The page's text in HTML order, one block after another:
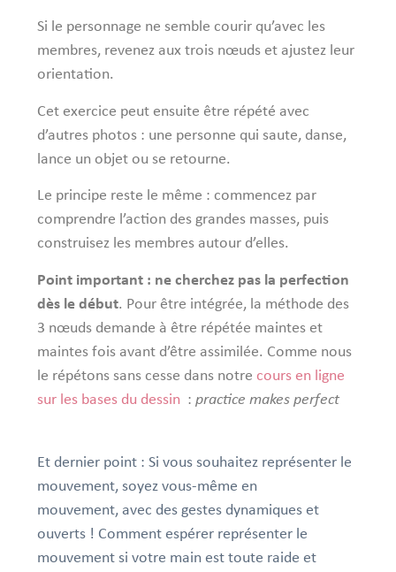
Si le personnage ne semble courir qu’avec les
membres, revenez aux trois nœuds et ajustez leur
orientation.
Cet exercice peut ensuite être répété avec
d’autres photos : une personne qui saute, danse,
lance un objet ou se retourne.
Le principe reste le même : commencez par
comprendre l’action des grandes masses, puis
construisez les membres autour d’elles.
Point important : ne cherchez pas la perfection
dès le début. Pour être intégrée, la méthode des
3 nœuds demande à être répétée maintes et
maintes fois avant d’être assimilée. Comme nous
le répétons sans cesse dans notre cours en ligne
sur les bases du dessin :practice makes perfect
Et dernier point : Si vous souhaitez représenter le
mouvement,soyezvous-même en
mouvement, avec des gestes dynamiques et
ouverts ! Comment espérer représenter le
mouvement si votre main est toute raide et